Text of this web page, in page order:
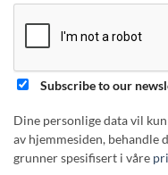
Subscribe to our
Dine personlige data vil
av hjemmesiden,
grunner spesifisert i våre